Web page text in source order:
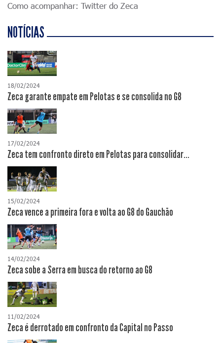
Como acompanhar: Twitter do Zeca
NOTÍCIAS
18/02/2024
Zeca garante empate em Pelotas e se consolida no G8
17/02/2024
Zeca tem confronto direto em Pelotas para consolidar...
15/02/2024
Zeca vence a primeira fora e volta ao G8 do Gauchão
14/02/2024
Zeca sobe a Serra em busca do retorno ao G8
11/02/2024
Zeca é derrotado em confronto da Capital no Passo